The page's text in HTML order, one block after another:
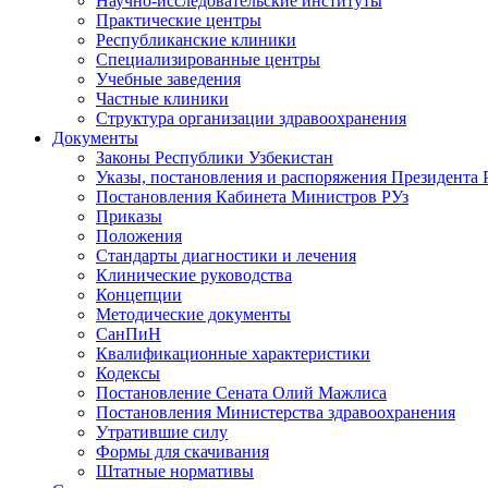
Практические центры
Республиканские клиники
Специализированные центры
Учебные заведения
Частные клиники
Структура организации здравоохранения
Документы
Законы Республики Узбекистан
Указы, постановления и распоряжения Президента
Постановления Кабинета Министров РУз
Приказы
Положения
Стандарты диагностики и лечения
Клинические руководства
Концепции
Методические документы
СанПиН
Квалификационные характеристики
Кодексы
Постановление Сената Олий Мажлиса
Постановления Министерства здравоохранения
Утратившие силу
Формы для скачивания
Штатные нормативы